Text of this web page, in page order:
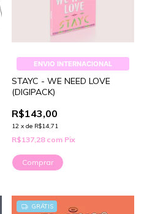
ENVIO INTERNACIONAL
STAYC - WE NEED LOVE
(DIGIPACK)
R$143,00
12 x de R$14,71
R$137,28 com Pix
GRÁTIS